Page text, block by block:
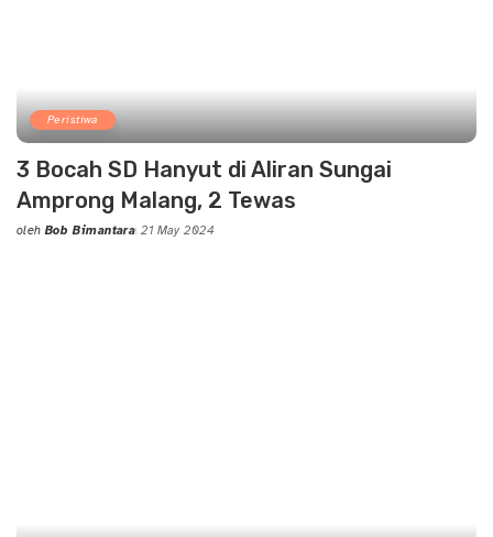
Peristiwa
3 Bocah SD Hanyut di Aliran Sungai
Amprong Malang, 2 Tewas
Posted
oleh Bob Bimantara 21 May 2024